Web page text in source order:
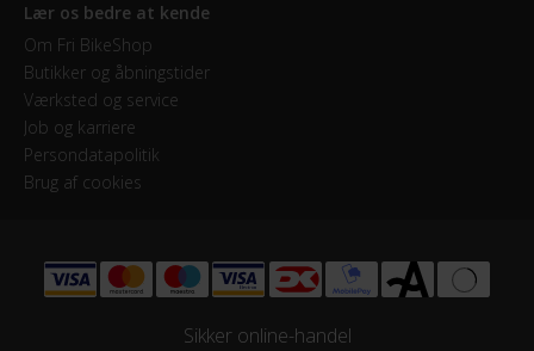
Lær os bedre at kende
Om Fri BikeShop
Butikker og åbningstider
Værksted og service
Job og karriere
Persondatapolitik
Brug af cookies
Sikker online-handel